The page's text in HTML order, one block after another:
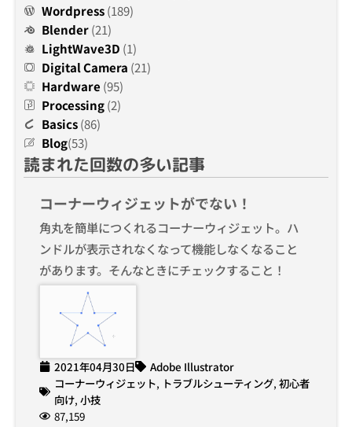
Wordpress(189)
Blender(21)
LightWave3D (1)
Digital Camera (21)
Hardware (95)
Processing(2)
Basics(86)
Blog(53)
読まれた回数の多い記事
コーナーウィジェットがでない！
角丸を簡単につくれるコーナーウィジェット。ハ
ンドルが表示されなくなって機能しなくなること
があります。そんなときにチェックすること！
2021年04月30日
Adobe Illustrator
コーナーウィジェット, トラブルシューティング, 初心者
向け, 小技
87,159